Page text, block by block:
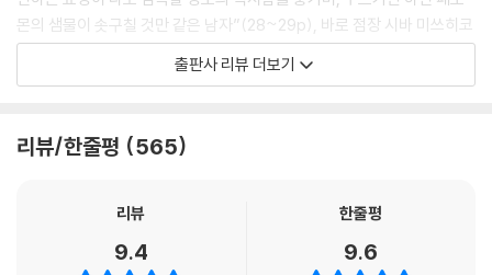
몬의 샘물이 솟구칠 것만 같은 남자”(28~29p), 바로 점장 시바 미쓰히코
다. 계산을 마치고 돌아서서 나오는 당신의 귓가에 “또 찾아 주세요”라는
달콤한 목소리가 울리고 그의 미소를 다시 한번 보고 싶다는 생각이 든다
어내려가는 건 시간문제다.
장별로 다른 테마와 인물이 등장하는 옴니버스 형식의 소설로, 가볍고 유
있는 이 작품은 각 에피소드의 중심인물이 다른 에피소드의 주변 인물로
출판사 리뷰 더보기
리뷰/한줄평 565
리뷰
9.4
한줄평
9.6